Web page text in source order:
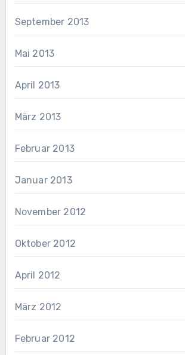
September 2013
Mai 2013
April 2013
März 2013
Februar 2013
Januar 2013
November 2012
Oktober 2012
April 2012
März 2012
Februar 2012